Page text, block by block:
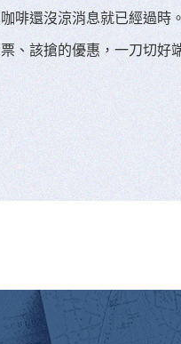
啡還沒涼消息就已經過
、該搶的優惠，一刀切